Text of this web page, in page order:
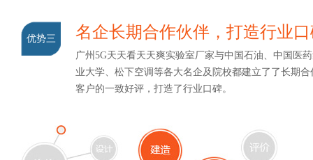
优势三 名企长期合作伙伴，打造行业
广州5G天天看天天爽实验室厂家与中国石油、中国医药集
业大学、松下空调等各大名企及院校都建立了了长期合
客户的一致好评，打造了行业口碑。